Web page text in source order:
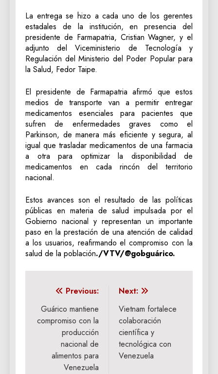
La entrega se hizo a cada uno de los gerentes
estadales de la institución, en presencia del
presidente de Farmapatria, Cristian Wagner, y el
adjunto del Viceministerio de Tecnología y
Regulación del Ministerio del Poder Popular para
la Salud, Fedor Taipe.
El presidente de Farmapatria afirmó que estos
medios de transporte van a permitir entregar
medicamentos esenciales para pacientes que
sufren de enfermedades graves como el
Parkinson, de manera más eficiente y segura, al
igual que trasladar medicamentos de una farmacia
a otra para optimizar la disponibilidad de
medicamentos en cada rincón del territorio
nacional.
Estos avances son el resultado de las políticas
públicas en materia de salud impulsada por el
Gobierno nacional y representan un importante
paso en la prestación de una atención de calidad
a los usuarios, reafirmando el compromiso con la
salud de la población./VTV/@gobguárico.
Navegación
de
entradas
Previous:
Guárico mantiene
compromiso con la
producción
nacional de
alimentos para
Venezuela
Next:
Vietnam fortalece
colaboración
científica y
tecnológica con
Venezuela